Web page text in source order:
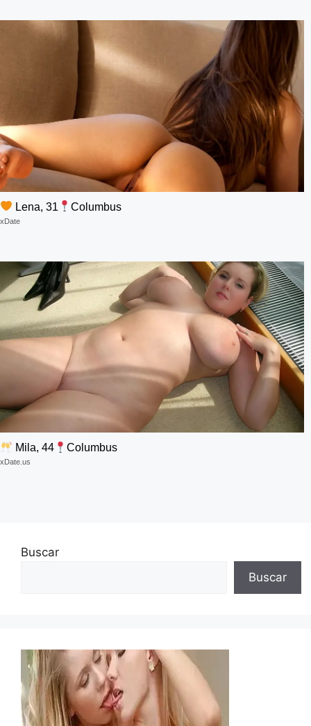
Lena, 31 Columbus
xDate
Mila, 44 Columbus
xDate.us
Buscar
Buscar